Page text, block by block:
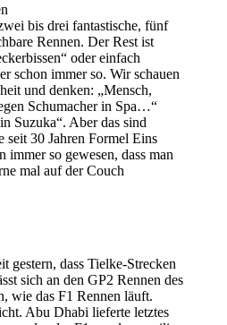
bis drei fantastische, fünf
Rennen. Der Rest ist
oder einfach
schon immer so. Wir schauen
und denken: „Mensch,
Schumacher in Spa…“
Suzuka“. Aber das sind
seit 30 Jahren Formel Eins
immer so gewesen, dass man
mal auf der Couch
gestern, dass Tielke-Strecken
sich an den GP2 Rennen des
wie das F1 Rennen läuft.
Abu Dhabi lieferte letztes